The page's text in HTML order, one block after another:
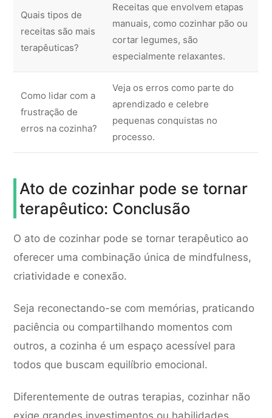
Quais tipos de
receitas são mais
terapêuticas?
Receitas que envolvem etapas
manuais, como cozinhar pão ou
cortar legumes, são
especialmente relaxantes.
Como lidar com a
frustração de
erros na cozinha?
Veja os erros como parte do
aprendizado e celebre
pequenas conquistas no
processo.
Ato de cozinhar pode se tornar
terapêutico: Conclusão
O ato de cozinhar pode se tornar terapêutico ao
oferecer uma combinação única de mindfulness,
criatividade e conexão.
Seja reconectando-se com memórias, praticando
paciência ou compartilhando momentos com
outros, a cozinha é um espaço acessível para
todos que buscam equilíbrio emocional.
Diferentemente de outras terapias, cozinhar não
exige grandes investimentos ou habilidades